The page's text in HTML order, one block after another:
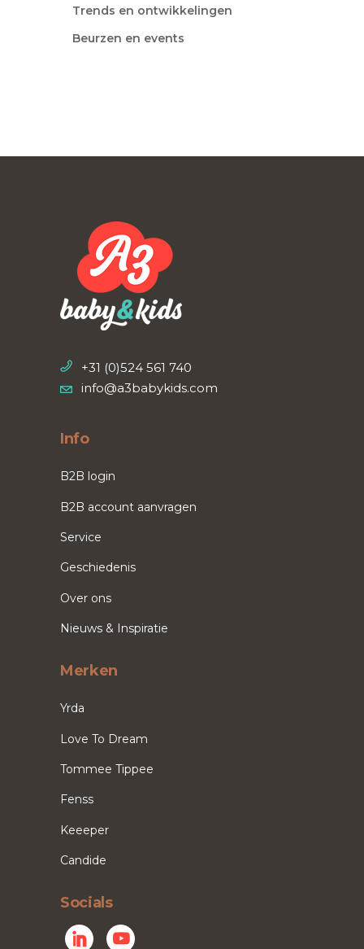
Trends en ontwikkelingen
Beurzen en events
+31 (0)524 561 740
info@a3babykids.com
Info
B2B login
B2B account aanvragen
Service
Geschiedenis
Over ons
Nieuws & Inspiratie
Merken
Yrda
Love To Dream
Tommee Tippee
Fenss
Keeeper
Candide
Socials